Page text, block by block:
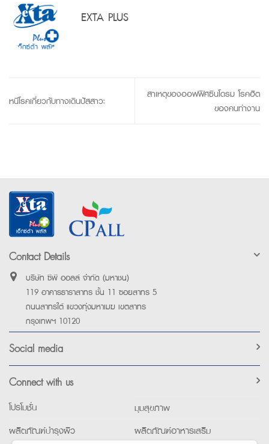
EXTA PLUS
หนีโรคเกี่ยวกับทางเดินปัสสาวะ
สาเหตุของออฟฟิศซินโดรม โรคฮิต
ของคนทำงาน
Contact Details
บริษัท ซีพี ออลล์ จำกัด (มหาชน)
119 อาคารธาราสาทร ชั้น 11 ซอยสาทร 5
ถนนสาทรใต้ แขวงทุ่งมหาเมฆ เขตสาทร
กรุงเทพฯ 10120
Social media
Connect with us
โปรโมชั่น
มุมสุขภาพ
ผลิตภัณฑ์บำรุงผิว
ผลิตภัณฑ์อาหารเสริม